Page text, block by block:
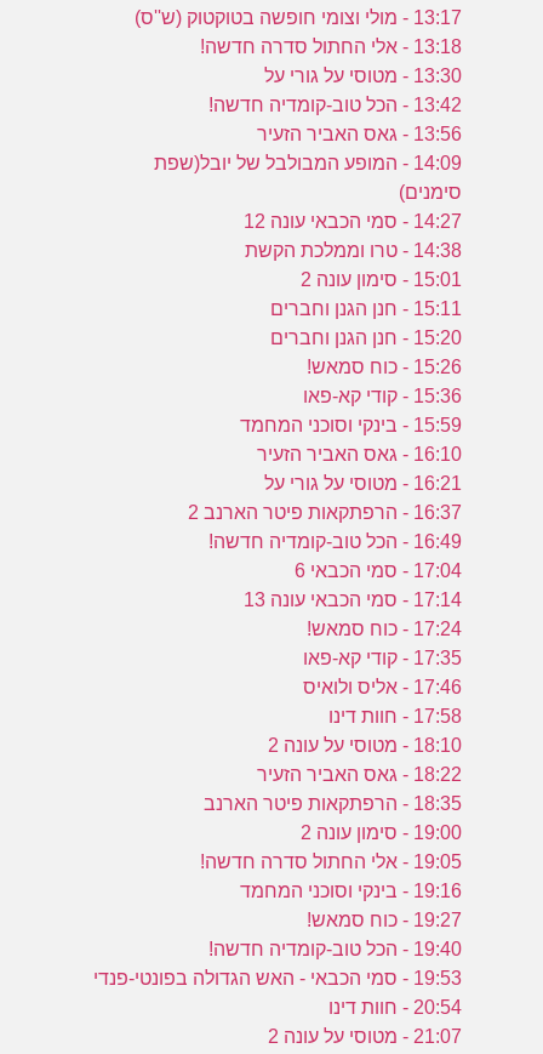
13:17 - מולי וצומי חופשה בטוקטוק (ש''ס)
13:18 - אלי החתול סדרה חדשה!
13:30 - מטוסי על גורי על
13:42 - הכל טוב-קומדיה חדשה!
13:56 - גאס האביר הזעיר
14:09 - המופע המבולבל של יובל(שפת
סימנים)
14:27 - סמי הכבאי עונה 12
14:38 - טרו וממלכת הקשת
15:01 - סימון עונה 2
15:11 - חנן הגנן וחברים
15:20 - חנן הגנן וחברים
15:26 - כוח סמאש!
15:36 - קודי קא-פאו
15:59 - בינקי וסוכני המחמד
16:10 - גאס האביר הזעיר
16:21 - מטוסי על גורי על
16:37 - הרפתקאות פיטר הארנב 2
16:49 - הכל טוב-קומדיה חדשה!
17:04 - סמי הכבאי 6
17:14 - סמי הכבאי עונה 13
17:24 - כוח סמאש!
17:35 - קודי קא-פאו
17:46 - אליס ולואיס
17:58 - חוות דינו
18:10 - מטוסי על עונה 2
18:22 - גאס האביר הזעיר
18:35 - הרפתקאות פיטר הארנב
19:00 - סימון עונה 2
19:05 - אלי החתול סדרה חדשה!
19:16 - בינקי וסוכני המחמד
19:27 - כוח סמאש!
19:40 - הכל טוב-קומדיה חדשה!
19:53 - סמי הכבאי - האש הגדולה בפונטי-פנדי
20:54 - חוות דינו
21:07 - מטוסי על עונה 2